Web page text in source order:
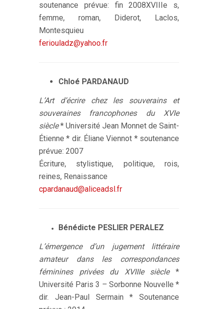
soutenance prévue: fin 2008XVIIIe s,
femme, roman, Diderot, Laclos,
Montesquieu
feriouladz@yahoo.fr
Chloé PARDANAUD
L’Art d’écrire chez les souverains et
souveraines francophones du XVIe
siècle* Université Jean Monnet de Saint-
Étienne * dir. Éliane Viennot * soutenance
prévue: 2007
Écriture, stylistique, politique, rois,
reines, Renaissance
cpardanaud@aliceadsl.fr
Bénédicte PESLIER PERALEZ
L’émergence d’un jugement littéraire
amateur dans les correspondances
féminines privées du XVIIIe siècle *
Université Paris 3 – Sorbonne Nouvelle *
dir. Jean-Paul Sermain * Soutenance